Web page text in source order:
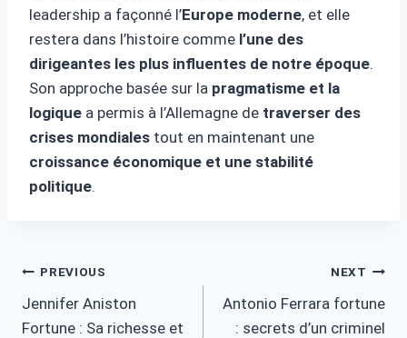
leadership a façonné l’Europe moderne, et elle
restera dans l’histoire comme l’une des
dirigeantes les plus influentes de notre époque.
Son approche basée sur la pragmatisme et la
logique a permis à l’Allemagne de traverser des
crises mondiales tout en maintenant une
croissance économique et une stabilité
politique.
Post
navigation
PREVIOUS
Jennifer Aniston
Fortune : Sa richesse et
NEXT
Antonio Ferrara fortune
: secrets d’un criminel